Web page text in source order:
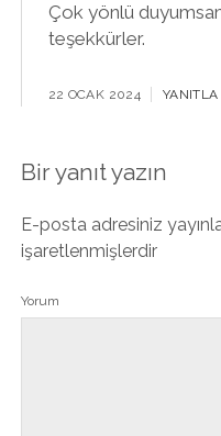
Çok yönlü
teşekkürler.
22 OCAK 2024 YANITLA
Bir yanıt yazın
E-posta adresiniz
işaretlenmişlerdir
Yorum